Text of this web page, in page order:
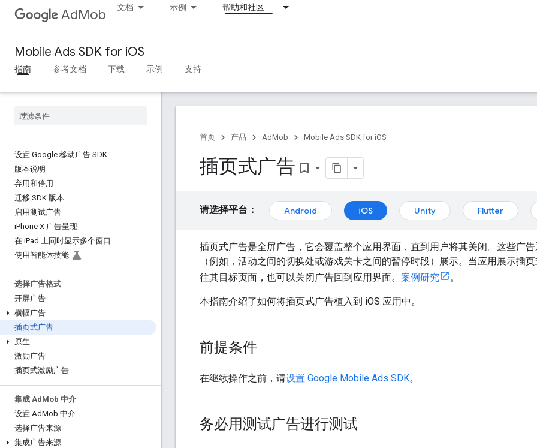
AdMob 文档 示例 帮助和社区
Mobile Ads SDK for iOS
指南 参考文档 下载 示例 支持
设置 Google 移动广告 SDK
版本说明
弃用和停用
迁移 SDK 版本
启用测试广告
iPhone X 广告呈现
在 iPad 上同时显示多个窗口
使用智能体技能
选择广告格式
开屏广告
横幅广告
插页式广告
原生
激励广告
插页式激励广告
集成 Ad Mob 中介
设置 AdMob 中介
选择广告来源
集成广告来源
首页 产品 AdMob Mobile Ads SDK for iOS
插页式广告 bookmark_border
请选择平台： Android iOS Unity Flutter
插页式广告是全屏广告，它会覆盖整个应用界面，直到用户将其关闭。这些广
（例如，活动之间的切换处或游戏关卡之间的暂停时段）展示。当应用展示插
往其目标页面，也可以关闭广告回到应用界面。 案例研究 。
本指南介绍了如何将插页式广告植入到 iOS 应用中。
前提条件
在继续操作之前，请设置 Google Mobile Ads SDK。
务必用测试广告进行测试